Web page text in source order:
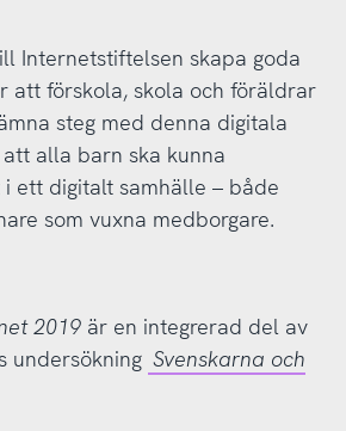
Internetstiftelsen skapa goda
att förskola, skola och föräldrar
steg med denna digitala
alla barn ska kunna
ett digitalt samhälle – både
som vuxna medborgare.
2019är en integrerad del av
undersökning Svenskarna och